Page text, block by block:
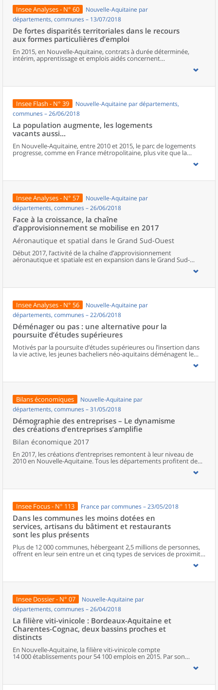
etc.), une partie de ces enfants cumule cet éloignement avec
l’appartenance à des familles aux niveaux de vie peu élevés.Les
autres enfants néo-aquitains résident en milieux plus denses donc
davantage équipés. La moitié est en difficulté sociale ou
confrontée à de fortes inégalités dans les métropoles, l’autre
moitié vit dans des périphéries accueillant des familles aisées.
Insee Analyses - N° 60
Nouvelle-Aquitaine par
départements, communes – 13/07/2018
De fortes disparités territoriales dans le recours
aux formes particulières d’emploi
En 2015, en Nouvelle-Aquitaine, contrats à durée déterminée,
intérim, apprentissage et emplois aidés concernent
300 000 salariés et représentent 15 % du volume total d’heures
fonction des activités présentes : les zones à caractère industriel
les espaces où les activités touristiques et saisonnières sont les
plus développées. Pour leur part, emplois aidés et apprentissage
répondent à des logiques de politiques publiques. Comparées aux
formes de contrat sont généralement associées à davantage de
mobilité, de temps partiel, de multiactivité et à une moindre
ou les ouvriers sont les salariés les plus exposés à ces formes
d’emploi.
Insee Flash - N° 39
Nouvelle-Aquitaine par départements,
communes – 26/06/2018
La population augmente, les logements
vacants aussi...
En Nouvelle-Aquitaine, entre 2010 et 2015, le parc de logements
progresse, comme en France métropolitaine, plus vite que la
population. L’attractivité de la région porte la croissance, autant
celle des résidences principales que des secondaires, mais ce sont
Insee Analyses - N° 57
Nouvelle-Aquitaine par
départements, communes – 26/06/2018
Face à la croissance, la chaîne
d’approvisionnement se mobilise en 2017
Aéronautique et spatial dans le Grand Sud-Ouest
Début 2017, l’activité de la chaîne d’approvisionnement
aéronautique et spatiale est en expansion dans le Grand Sud-
Ouest : tous les secteurs se mobilisent pour répondre à la forte
demande des grands constructeurs. Les usines et les sociétés de
capacité de production. Pour adapter leur offre, les chefs
recruter et de former sans recourir davantage à la sous-traitance
ou à l’emploi intérimaire.
Insee Analyses - N° 56
Nouvelle-Aquitaine par
départements, communes – 22/06/2018
Déménager ou pas : une alternative pour la
poursuite d’études supérieures
Motivés par la poursuite d’études supérieures ou l’insertion dans
la vie active, les jeunes bacheliers néo-aquitains déménagent le
plus souvent à 18 ans. Ils convergent principalement vers les trois
plus grands sites universitaires de la région : Bordeaux, Limoges et
et davantage parmi les plus éloignés des principaux lieux de
de l’environnement familial influe aussi sur les mobilités. Ainsi, les
bacheliers issus de catégories défavorisées au regard de ces
éléments, sont proportionnellement moins nombreux à
déménager, compte tenu des coûts pour se loger, avec le risque
d’assumer des trajets quotidiens plus longs. Ils sont également
conduits à choisir les formations les plus proches du domicile de
leurs parents, souvent des sections de technicien supérieur en
production.
Bilans économiques
Nouvelle-Aquitaine par
départements, communes – 31/05/2018
Démographie des entreprises – Le dynamisme
des créations d’entreprises s’amplifie
Bilan économique 2017
En 2017, les créations d’entreprises remontent à leur niveau de
2010 en Nouvelle-Aquitaine. Tous les départements profitent de
cette embellie. Les entreprises « classiques » bénéficient de cette
progression énergique, mais également les micro-entreprises qui
performances concernent tous les secteurs d’activité. Le nombre
Insee Focus - N° 113
France par communes – 23/05/2018
Dans les communes les moins dotées en
services, artisans du bâtiment et restaurants
sont les plus présents
Plus de 12 000 communes, hébergeant 2,5 millions de personnes,
offrent en leur sein entre un et cinq types de services de proximité.
Dans ces communes, les artisans et les restaurants sont les plus
boulangeries ou les supérettes, n’apparaissent de façon
services de proximité. Quant aux services médicaux, ils sont situés
dans des communes bénéficiant d’un nombre d’équipements
encore plus large. Aux communes qui possèdent au moins un
service de proximité, s’ajoutent 1 888 communes qui n’en
possèdent aucun. Elles abritent 162 000 habitants.
Insee Dossier - N° 07
Nouvelle-Aquitaine par
départements, communes – 26/04/2018
La filière viti-vinicole : Bordeaux-Aquitaine et
Charentes-Cognac, deux bassins proches et
distincts
En Nouvelle-Aquitaine, la filière viti-vinicole compte
14 000 établissements pour 54 100 emplois en 2015. Par son
orientation agricole, elle emploie 10 300 non-salariés, soit
davantage qu’en moyenne dans l’économie régionale. De la culture
transformation du vin, la filière occupe une place essentielle dans